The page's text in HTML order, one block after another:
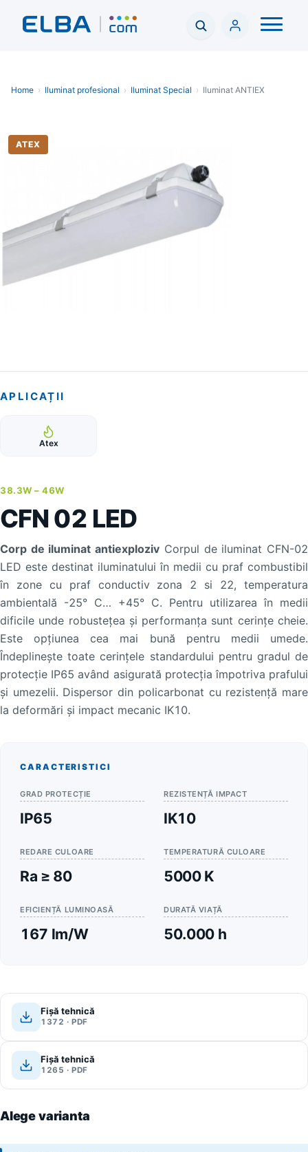
Home › Iluminat profesional › Iluminat Special › Iluminat ANTIEX
ATEX
APLICAȚII
Atex
38.3W –46W
CFN 02 LED
Corp de iluminat antiexploziv Corpul de iluminat CFN-02
LED este destinat iluminatului în medii cu praf combustibil
în zone cu praf conductiv zona 2 si 22, temperatura
ambientală -25° C… +45° C. Pentru utilizarea în medii
dificile unde robusteţea și performanţa sunt cerinţe cheie.
Este opţiunea cea mai bună pentru medii umede.
Îndeplinește toate cerinţele standardului pentru gradul de
protecţie IP65 având asigurată protecţia împotriva prafului
și umezelii. Dispersor din policarbonat cu rezistenţă mare
la deformări și impact mecanic IK10.
CARACTERISTICI
GRAD PROTECȚIE
IP65
REZISTENȚĂ IMPACT
IK10
REDARE CULOARE
Ra ≥ 80
TEMPERATURĂ CULOARE
5000 K
EFICIENȚĂ LUMINOASĂ
167 lm/W
DURATĂ VIAȚĂ
50.000 h
Fișă tehnică
1372 · PDF
Fișă tehnică
1265 · PDF
Alege varianta